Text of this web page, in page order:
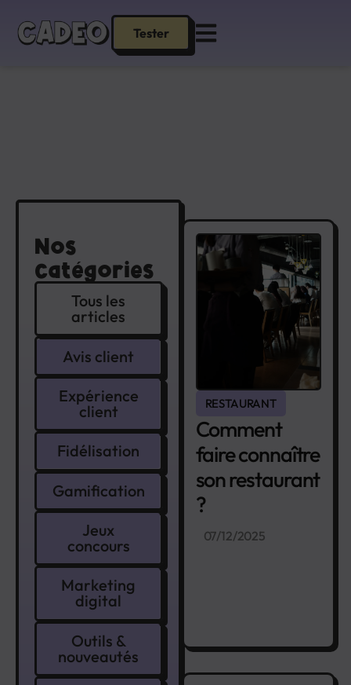
Tester
Nos
catégories
Tous les
articles
Avis client
Expérience
client
Fidélisation
Gamification
Jeux
concours
Marketing
digital
Outils &
nouveautés
RESTAURANT
Comment
faire connaître
son restaurant
?
07/12/2025